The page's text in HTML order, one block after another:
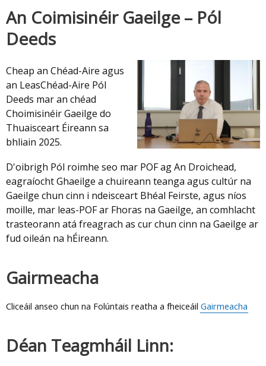
An Coimisinéir Gaeilge – Pól
Deeds
Cheap an Chéad-Aire agus
an LeasChéad-Aire Pól
Deeds mar an chéad
Choimisinéir Gaeilge do
Thuaisceart Éireann sa
bhliain 2025.
D'oibrigh Pól roimhe seo mar POF ag An Droichead,
eagraíocht Ghaeilge a chuireann teanga agus cultúr na
Gaeilge chun cinn i ndeisceart Bhéal Feirste, agus níos
moille, mar leas-POF ar Fhoras na Gaeilge, an comhlacht
trasteorann atá freagrach as cur chun cinn na Gaeilge ar
fud oileán na hÉireann.
Gairmeacha
Cliceáil anseo chun na Folúntais reatha a fheiceáil Gairmeacha
Déan Teagmháil Linn: